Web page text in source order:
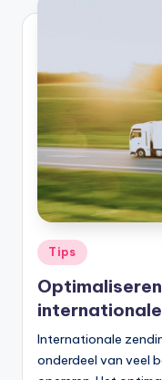
Tips
Internationale
onderdeel van veel